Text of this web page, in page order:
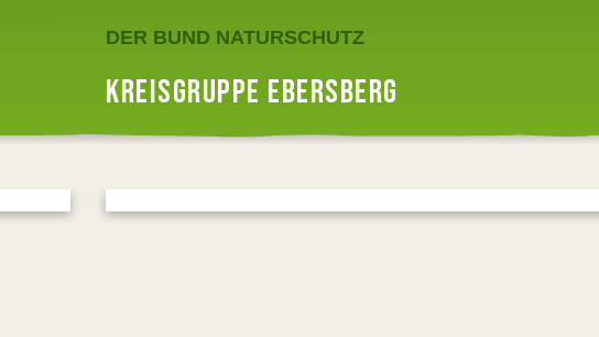
DER BUND NATURSCHUTZ
KREISGRUPPE EBERSBERG